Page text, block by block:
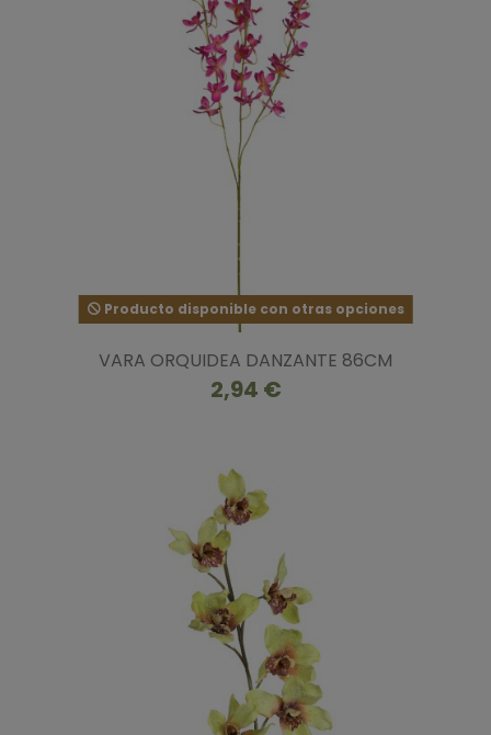
Producto disponible con otras opciones
VARA ORQUIDEA DANZANTE 86CM
2,94 €